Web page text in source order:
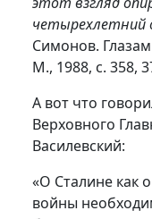
четырехлетний
Симонов.
М., 1988, с. 358,
А вот что
Верховного
Василевский:
«О Сталине как
войны